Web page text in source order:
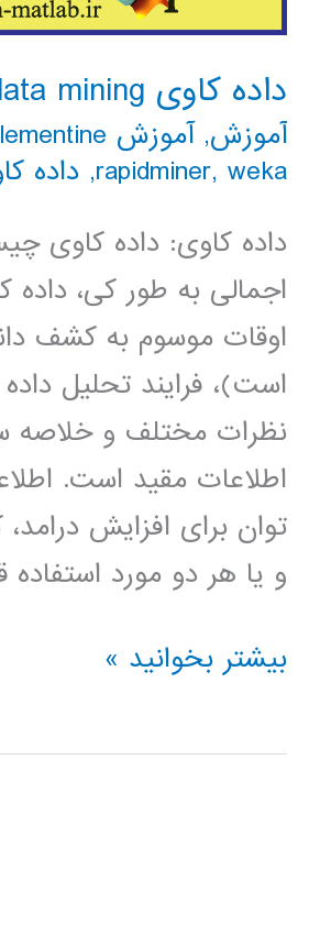
داده کاوی data mining
آموزش,آموزش clementine
rapidminer, weka
, داده
داده کاوی: داده کاوی
اجمالی به طور کی،
اوقات موسوم به کشف
است)، فرایند تحلیل
نظرات مختلف و خلاصه
اطلاعات مقید است.
توان برای افزایش
و یا هر دو مورد استفاده
داده
data
بیشتر بخوانید »